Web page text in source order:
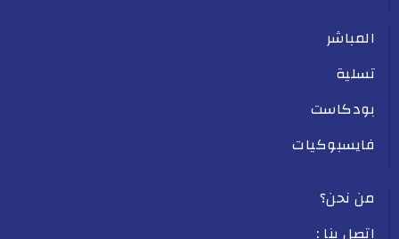
المباشر
تسلية
بودكاست
فايسبوكيات
من نحن؟